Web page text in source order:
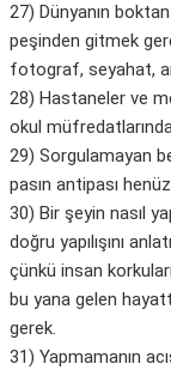
27) Dünyanın
peşinden gitmek
fotograf, seyahat,
28) Hastaneler ve
okul
29) Sorgulamayan
pasın antipası
30) Bir şeyin nasıl
doğru yapılışını
çünkü insan
bu yana gelen
gerek.
31) Yapmamanın